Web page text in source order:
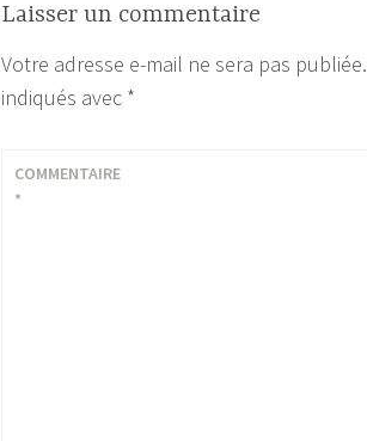
Laisser un commentaire
Votre adresse e-mail ne sera pas publiée.
indiqués avec *
COMMENTAIRE
*